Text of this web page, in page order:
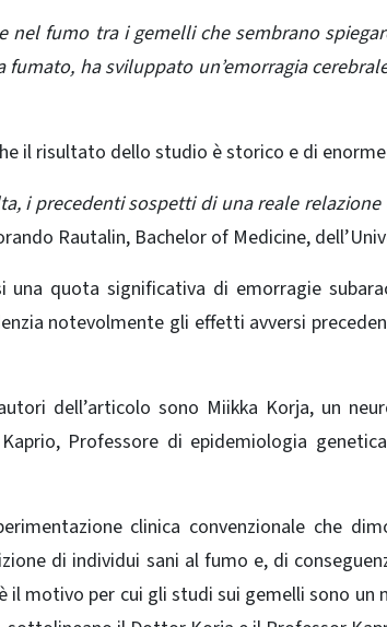
fumo tra i gemelli che sembrano
ha sviluppato un’emorragia
il risultato dello studio è storico e di
i precedenti sospetti di una reale
Rautalin, Bachelor of Medicine,
quota significativa di emorragie
notevolmente gli effetti avversi
dell’articolo sono Miikka Korja, un
Professore di epidemiologia
clinica convenzionale che
di individui sani al fumo e, di
motivo per cui gli studi sui gemelli sono un